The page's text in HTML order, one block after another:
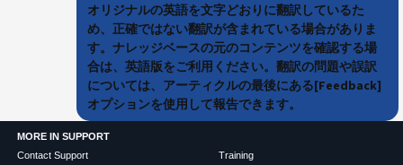
オリジナルの英語を文字どおりに翻訳しているた
め、正確ではない翻訳が含まれている場合がありま
す。ナレッジベースの元のコンテンツを確認する場
合は、英語版をご利用ください。翻訳の問題や誤訳
については、アーティクルの最後にある[Feedback]
オプションを使用して報告できます。
MORE IN SUPPORT
Contact Support
Training